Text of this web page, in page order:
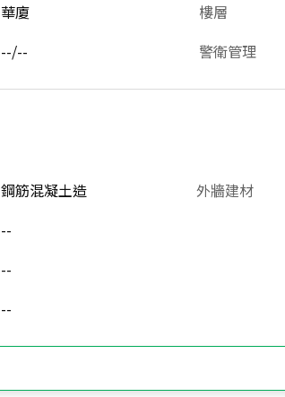
華廈 樓層
--/-- 警衛管理
鋼筋混凝土造 外牆建材
--
--
--